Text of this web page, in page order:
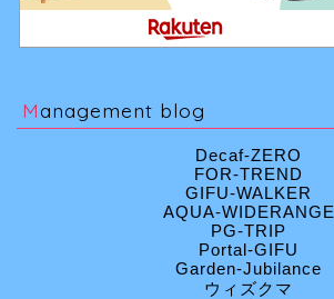
Management blog
Decaf-ZERO
FOR-TREND
GIFU-WALKER
AQUA-WIDERANGE
PG-TRIP
Portal-GIFU
Garden-Jubilance
ウィズクマ